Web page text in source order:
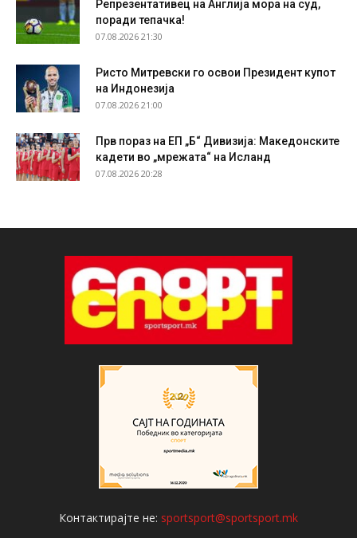
Репрезентативец на Англија мора на суд,
поради тепачка!
07.08.2026 21:30
Ристо Митревски го освои Президент купот
на Индонезија
07.08.2026 21:00
Прв пораз на ЕП „Б“ Дивизија: Македонските
кадети во „мрежата“ на Исланд
07.08.2026 20:28
Контактирајте не: sportsport@sportsport.mk